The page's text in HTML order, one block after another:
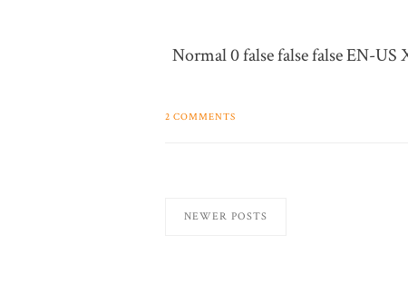
Normal 0 false false false EN-
2 COMMENTS
NEWER POSTS